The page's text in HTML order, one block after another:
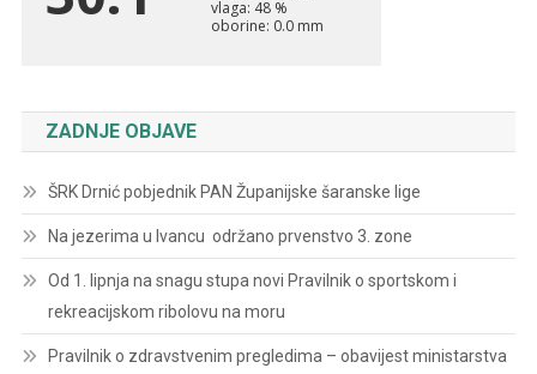
ZADNJE OBJAVE
ŠRK Drnić pobjednik PAN Županijske šaranske lige
Na jezerima u Ivancu održano prvenstvo 3. zone
Od 1. lipnja na snagu stupa novi Pravilnik o sportskom i
rekreacijskom ribolovu na moru
Pravilnik o zdravstvenim pregledima – obavijest ministarstva